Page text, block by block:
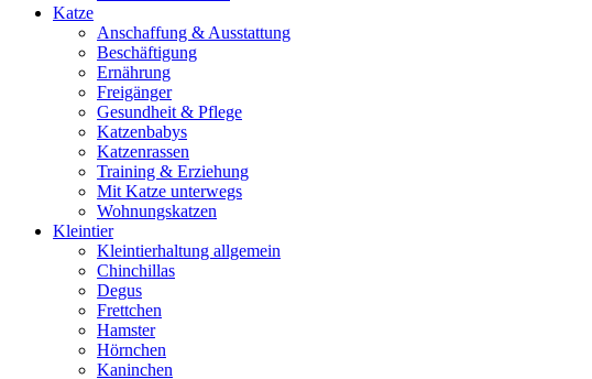
Katze
Anschaffung & Ausstattung
Beschäftigung
Ernährung
Freigänger
Gesundheit & Pflege
Katzenbabys
Katzenrassen
Training & Erziehung
Mit Katze unterwegs
Wohnungskatzen
Kleintier
Kleintierhaltung allgemein
Chinchillas
Degus
Frettchen
Hamster
Hörnchen
Kaninchen